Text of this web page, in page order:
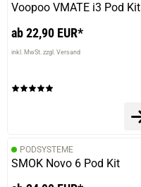
Voopoo VMATE i3 Pod Kit
ab 22,90 EUR*
inkl. MwSt. zzgl. Versand
PODSYSTEME
SMOK Novo 6 Pod Kit